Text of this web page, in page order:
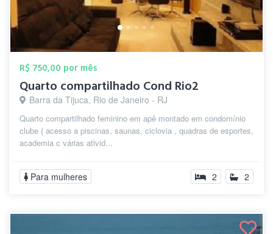
R$ 750,00 por mês
Quarto compartilhado Cond Rio2
Barra da Tijuca, Rio de Janeiro - RJ
Quarto compartilhado feminino em apê montado em condomínio
clube ( acesso a piscinas, saunas, ciclovia , quadras de esportes,
academia c várias ativid...
Para mulheres 2 2